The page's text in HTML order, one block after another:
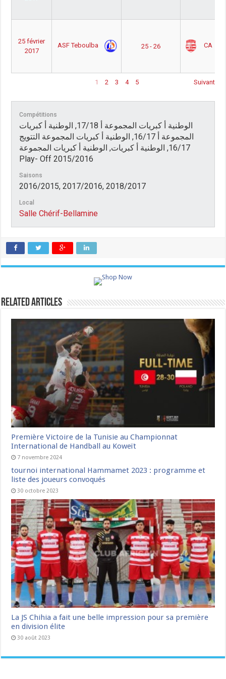
25 février
2017
ASF Teboulba 25 - 26 CA
1 2 3 4 5 Suivant
Compétitions
الوطنية أ كبريات المجموعة أ 17/18, الوطنية أ كبريات
المجموعة أ 16/17, الوطنية أ كبريات المجموعة التتويج
16/17, الوطنية أ كبريات, الوطنية أ كبريات المجموعة
Play- Off 2015/2016
Saisons
2016/2015, 2017/2016, 2018/2017
Local
Salle Chérif-Bellamine
Related Articles
Première Victoire de la Tunisie au Championnat
International de Handball au Koweït
7 novembre 2024
tournoi international Hammamet 2023 : programme et
liste des joueurs convoqués
30 octobre 2023
La JS Chihia a fait une belle impression pour sa première
en division élite
30 août 2023